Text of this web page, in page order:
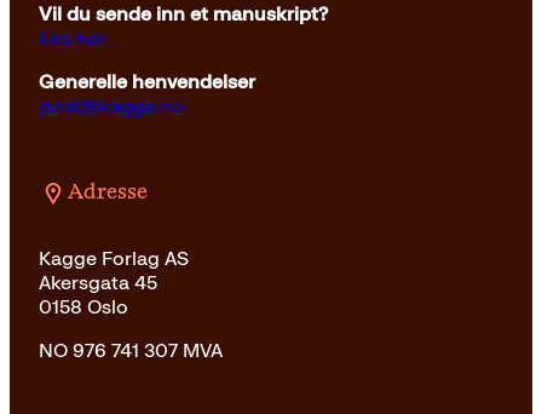
Vil du sende inn et manuskript?
Les her
Generelle henvendelser
post@kagge.no
Adresse
Kagge Forlag AS
Akersgata 45
0158 Oslo
NO 976 741 307 MVA